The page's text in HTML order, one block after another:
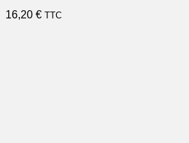
16,20 € TTC